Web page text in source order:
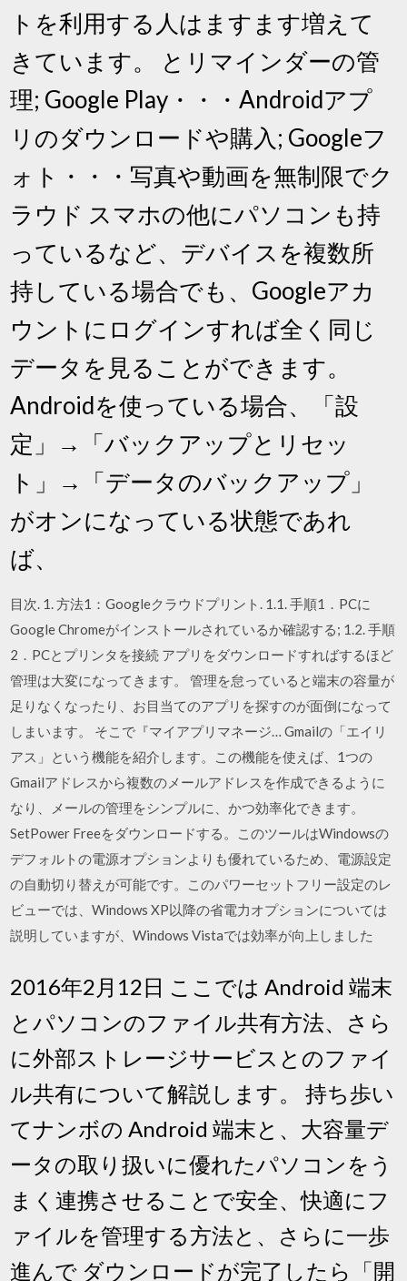
トを利用する人はますます増えて
きています。 とリマインダーの管
理; Google Play・・・Androidアプ
リのダウンロードや購入; Googleフ
ォト・・・写真や動画を無制限でク
ラウド スマホの他にパソコンも持
っているなど、デバイスを複数所
持している場合でも、Googleアカ
ウントにログインすれば全く同じ
データを見ることができます。
Androidを使っている場合、「設
定」→「バックアップとリセッ
ト」→「データのバックアップ」
がオンになっている状態であれ
ば、
目次. 1. 方法1：Googleクラウドプリント. 1.1. 手順1．PCに
Google Chromeがインストールされているか確認する; 1.2. 手順
2．PCとプリンタを接続 アプリをダウンロードすればするほど
管理は大変になってきます。 管理を怠っていると端末の容量が
足りなくなったり、お目当てのアプリを探すのが面倒になって
しまいます。 そこで『マイアプリマネージ… Gmailの「エイリ
アス」という機能を紹介します。この機能を使えば、1つの
Gmailアドレスから複数のメールアドレスを作成できるように
なり、メールの管理をシンプルに、かつ効率化できます。
SetPower Freeをダウンロードする。このツールはWindowsの
デフォルトの電源オプションよりも優れているため、電源設定
の自動切り替えが可能です。このパワーセットフリー設定のレ
ビューでは、Windows XP以降の省電力オプションについては
説明していますが、Windows Vistaでは効率が向上しました
2016年2月12日 ここでは Android 端末
とパソコンのファイル共有方法、さら
に外部ストレージサービスとのファイ
ル共有について解説します。 持ち歩い
てナンボの Android 端末と、大容量デ
ータの取り扱いに優れたパソコンをう
まく連携させることで安全、快適にフ
ァイルを管理する方法と、さらに一歩
進んで ダウンロードが完了したら「開